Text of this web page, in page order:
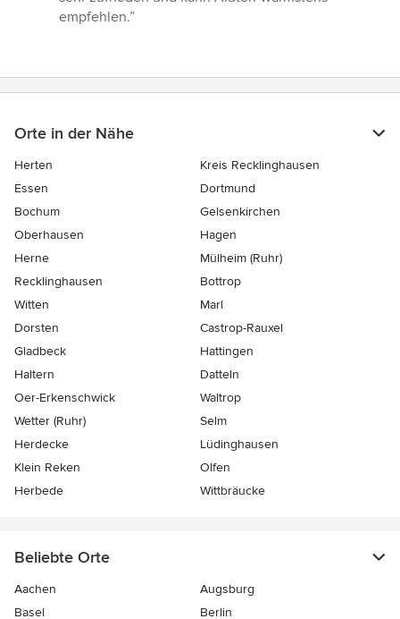
Sternen
empfehlen.”
Orte in der Nähe
Herten
Kreis Recklinghausen
Essen
Dortmund
Bochum
Gelsenkirchen
Oberhausen
Hagen
Herne
Mülheim (Ruhr)
Recklinghausen
Bottrop
Witten
Marl
Dorsten
Castrop-Rauxel
Gladbeck
Hattingen
Haltern
Datteln
Oer-Erkenschwick
Waltrop
Wetter (Ruhr)
Selm
Herdecke
Lüdinghausen
Klein Reken
Olfen
Herbede
Wittbräucke
Beliebte Orte
Aachen
Augsburg
Basel
Berlin